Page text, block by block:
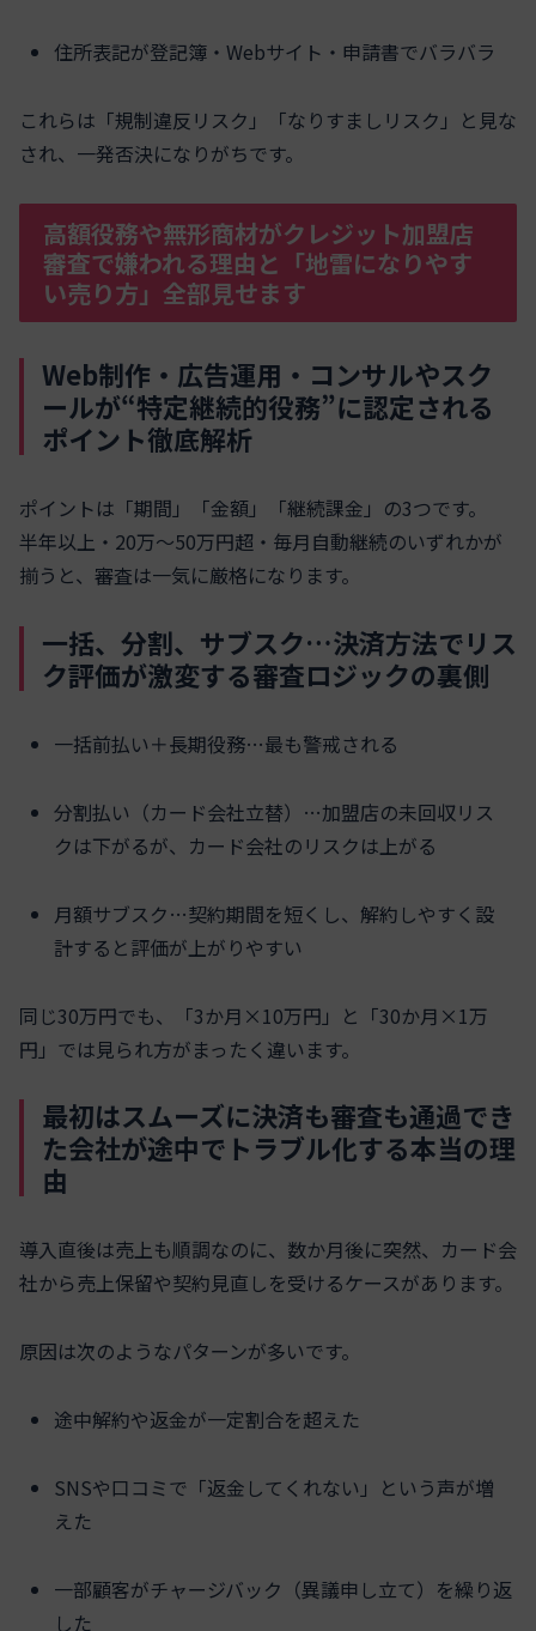
住所表記が登記簿・Webサイト・申請書でバラバラ
これらは「規制違反リスク」「なりすましリスク」と見な
され、一発否決になりがちです。
高額役務や無形商材がクレジット加盟店
審査で嫌われる理由と「地雷になりやす
い売り方」全部見せます
Web制作・広告運用・コンサルやスク
ールが“特定継続的役務”に認定される
ポイント徹底解析
ポイントは「期間」「金額」「継続課金」の3つです。
半年以上・20万〜50万円超・毎月自動継続のいずれかが
揃うと、審査は一気に厳格になります。
一括、分割、サブスク…決済方法でリス
ク評価が激変する審査ロジックの裏側
一括前払い＋長期役務…最も警戒される
分割払い（カード会社立替）…加盟店の未回収リス
クは下がるが、カード会社のリスクは上がる
月額サブスク…契約期間を短くし、解約しやすく設
計すると評価が上がりやすい
同じ30万円でも、「3か月×10万円」と「30か月×1万
円」では見られ方がまったく違います。
最初はスムーズに決済も審査も通過でき
た会社が途中でトラブル化する本当の理
由
導入直後は売上も順調なのに、数か月後に突然、カード会
社から売上保留や契約見直しを受けるケースがあります。
原因は次のようなパターンが多いです。
途中解約や返金が一定割合を超えた
SNSや口コミで「返金してくれない」という声が増
えた
一部顧客がチャージバック（異議申し立て）を繰り返
した